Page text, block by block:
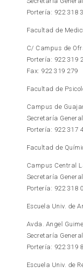
Portería: 922 318
Facultad de
C/ Campus de
Portería: 922 319
Fax: 922 319 279
Facultad de
Campus de
Secretaría
Portería: 922 317
Facultad de
Campus Central
Secretaría
Portería: 922 318
Escuela Univ. de
Avda. Angel
Secretaría
Portería: 922 319
Escuela Univ. de